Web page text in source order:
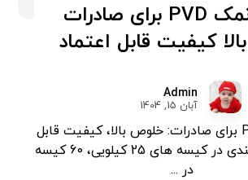
تولید نمک PVD برای صادرات
کیفیت قابل اعتماد
Admin
آبان 15, 1404
تولید نمک PVD برای صادرات: خلوص بالا، کیفیت قابل
اعتماد، بسته بندی در کیسه های 25 کیلویی، 60 کیسه
در ...